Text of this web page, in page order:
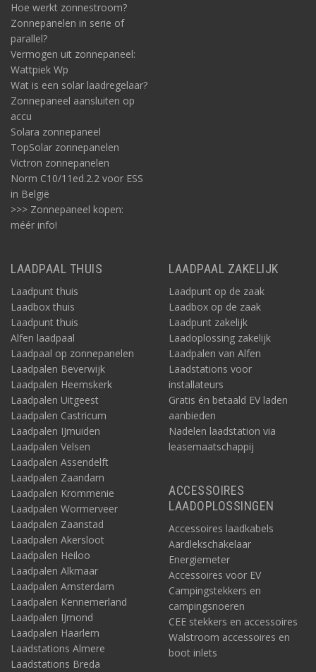
Hoe werkt zonnestroom?
Zonnepanelen in serie of
parallel?
Vermogen uit zonnepaneel:
Wattpiek Wp
Wat is een solar laadregelaar?
Zonnepaneel aansluiten op
accu
Solara zonnepaneel
TopSolar zonnepanelen
Victron zonnepanelen
Norm C10/11ed.2.2 voor ESS
in België
>>> Zonnepaneel kopen:
méér info!
LAADPAAL THUIS
Laadpunt thuis
Laadbox thuis
Laadpunt thuis
Alfen laadpaal
Laadpaal op zonnepanelen
Laadpalen Beverwijk
Laadpalen Heemskerk
Laadpalen Uitgeest
Laadpalen Castricum
Laadpalen IJmuiden
Laadpalen Velsen
Laadpalen Assendelft
Laadpalen Zaandam
Laadpalen Krommenie
Laadpalen Wormerveer
Laadpalen Zaanstad
Laadpalen Akersloot
Laadpalen Heiloo
Laadpalen Alkmaar
Laadpalen Amsterdam
Laadpalen Kennemerland
Laadpalen IJmond
Laadpalen Haarlem
Laadstations Almere
Laadstations Breda
LAADPAAL ZAKELIJK
Laadpunt op de zaak
Laadbox op de zaak
Laadpunt zakelijk
Laadoplossing zakelijk
Laadpalen van Alfen
Laadstations voor
installateurs
Gratis én betaald EV laden
aanbieden
Nadelen laadstation via
leasemaatschappij
ACCESSOIRES
LAADOPLOSSINGEN
Accessoires laadkabels
Aardlekschakelaar
Energiemeter
Accessoires voor EV
Campingstekkers en
campingsnoeren
CEE stekkers en accessoires
Walstroom accessoires en
boot inlets